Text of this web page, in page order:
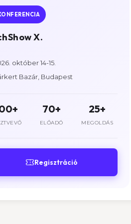
X.
október 14-15.
Bazár, Budapest
70+
ELŐADÓ
25+
MEGOLDÁS
Regisztráció